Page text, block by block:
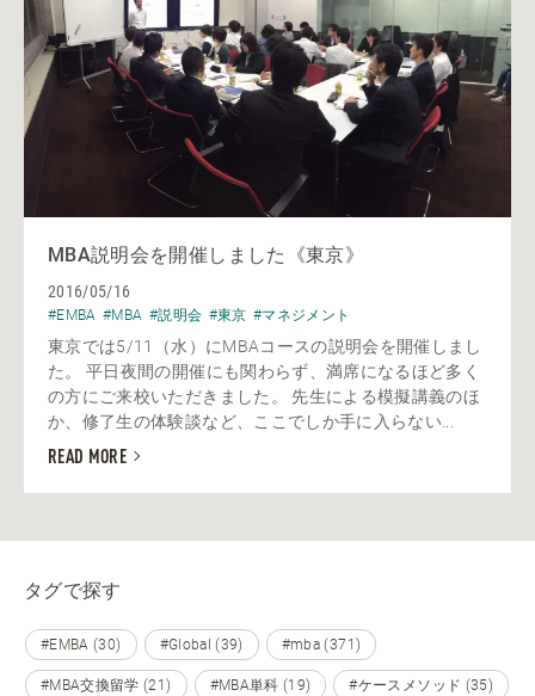
MBA説明会を開催しました《東京》
2016/05/16
#EMBA #MBA #説明会 #東京 #マネジメント
東京では5/11（水）にMBAコースの説明会を開催しまし
た。 平日夜間の開催にも関わらず、満席になるほど多く
の方にご来校いただきました。 先生による模擬講義のほ
か、修了生の体験談など、ここでしか手に入らない...
READ MORE
タグで探す
#EMBA (30) #Global (39) #mba (371)
#MBA交換留学 (21) #MBA単科 (19) #ケースメソッド (35)